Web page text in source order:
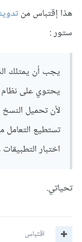
هذا إقتباس من
ستور :
يجب أن يمتلك
تستطيع
اختبار
تحياتي.
اقتباس